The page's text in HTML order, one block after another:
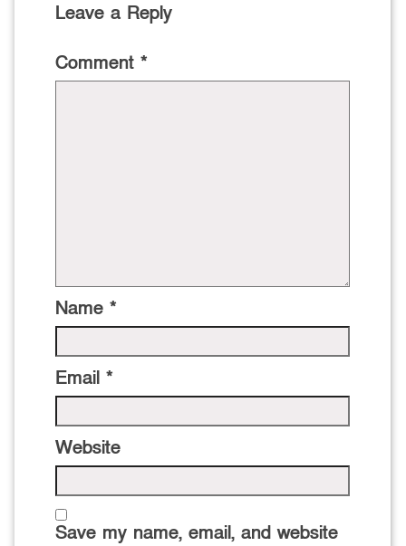
Leave a Reply
Comment *
Name *
Email *
Website
Save my name, email, and website